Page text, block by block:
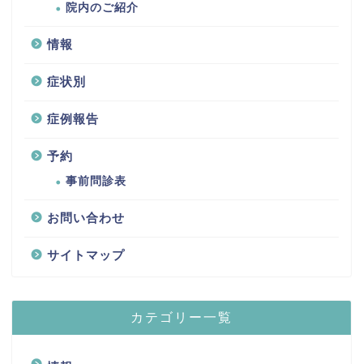
院内のご紹介
情報
症状別
症例報告
予約
事前問診表
お問い合わせ
サイトマップ
カテゴリー一覧